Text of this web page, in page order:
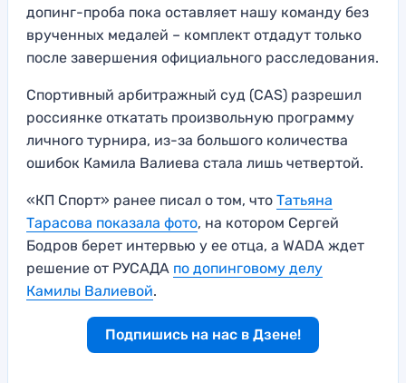
допинг-проба пока оставляет нашу команду без
врученных медалей – комплект отдадут только
после завершения официального расследования.
Спортивный арбитражный суд (CAS) разрешил
россиянке откатать произвольную программу
личного турнира, из-за большого количества
ошибок Камила Валиева стала лишь четвертой.
«КП Спорт» ранее писал о том, что Татьяна
Тарасова показала фото, на котором Сергей
Бодров берет интервью у ее отца, а WADA ждет
решение от РУСАДА по допинговому делу
Камилы Валиевой.
Подпишись на нас в Дзене!